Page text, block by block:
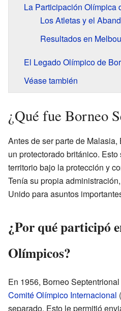
La Participación Olímpica
Los Atletas y el
Resultados en
El Legado Olímpico de
Véase también
¿Qué fue Borneo
Antes de ser parte de
un protectorado británico.
territorio bajo la protección y
Tenía su propia
Unido para asuntos
¿Por qué participó
Olímpicos?
En 1956, Borneo
Comité Olímpico Internacional
separado. Esto le permitió